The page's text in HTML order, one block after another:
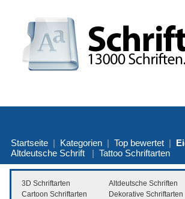
Startseite | Kategorien | Top bewertet |
Altdeutsche Schrift | Tattoo Schriftarten
3D Schriftarten Altdeutsche Schriften
Cartoon Schriftarten
Dekorative Schriftarten